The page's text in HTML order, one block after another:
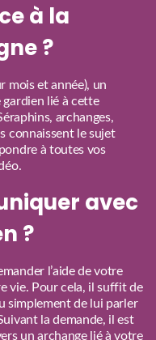
à la
?
mois et année), un
gardien lié à cette
archanges,
connaissent le sujet
à toutes vos
avec
?
l’aide de votre
vie. Pour cela, il suffit de
simplement de lui parler
la demande, il est
un archange lié à votre